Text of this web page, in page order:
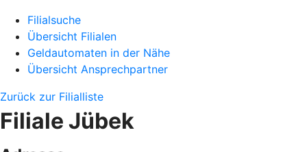
Filialsuche
Übersicht Filialen
Geldautomaten in der Nähe
Übersicht Ansprechpartner
Zurück zur Filialliste
Filiale Jübek